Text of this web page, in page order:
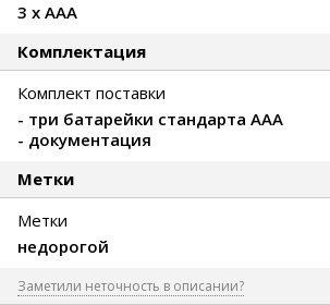
3 x AAA
Комплектация
Комплект поставки
- три батарейки стандарта AAA
- документация
Метки
Метки
недорогой
Заметили неточность в описании?